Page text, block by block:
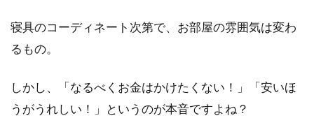
寝具のコーディネート次第で、お部屋の雰囲気は変わ
るもの。
しかし、「なるべくお金はかけたくない！」「安いほ
うがうれしい！」というのが本音ですよね？